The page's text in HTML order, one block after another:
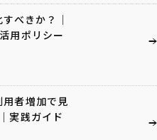
べきか？｜
用ポリシー
者増加で見
実践ガイド